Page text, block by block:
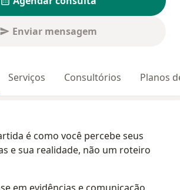
Enviar mensagem
Serviços Consultórios Planos
é como você percebe seus
e sua realidade, não um roteiro